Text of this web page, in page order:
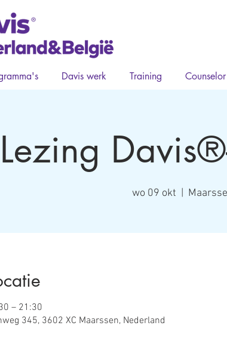
Davis werk Training
Lezing
wo 09 okt
– 21:30
345, 3602 XC Maarssen, Nederland